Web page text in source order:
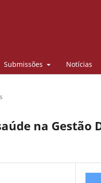
Submissões Notícias
na Gestão